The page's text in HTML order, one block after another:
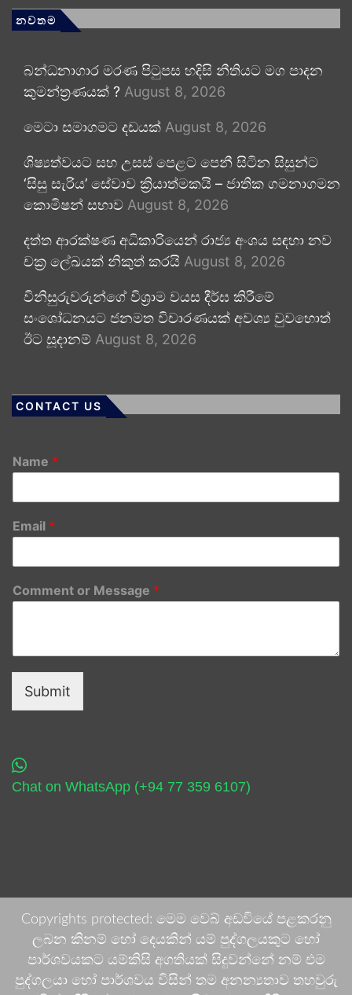
නවතම
බන්ධනාගාර මරණ පිටුපස හදිසි නීතියට මග පාදන
කුමන්ත්‍රණයක් ? August 8, 2026
මෙටා සමාගමට දඩයක් August 8, 2026
ශිෂ්‍යත්වයට සහ උසස් පෙළට පෙනී සිටින සිසුන්ට
‘සිසු සැරිය’ සේවාව ක්‍රියාත්මකයි – ජාතික ගමනාගමන
කොමිෂන් සභාව August 8, 2026
දත්ත ආරක්ෂණ අධිකාරියෙන් රාජ්‍ය අංශය සඳහා නව
චක්‍ර ලේඛයක් නිකුත් කරයි August 8, 2026
විනිසුරුවරුන්ගේ විශ්‍රාම වයස දීර්ඝ කිරීමේ
සංශෝධනයට ජනමත විචාරණයක් අවශ්‍ය වුවහොත්
ඊට සූදානම් August 8, 2026
CONTACT US
Name *
Email *
Comment or Message *
Submit
Chat on WhatsApp (+94 77 359 6107)
Copyrights protected: මෙම වෙබ් අඩවියේ පළකරනු
ලබන කිනම් හෝ දෙයකින් යම් පුද්ගලයකුට හෝ
පාර්ශවයකට යම්කිසි අගතියක් සිදුවන්නේ නම් එම
පුද්ගලයා හෝ පාර්ශවය විසින් තම අනන්‍යතාව තහවුරු